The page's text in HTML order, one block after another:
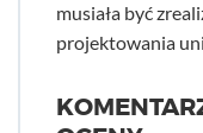
musiała być
projektowania